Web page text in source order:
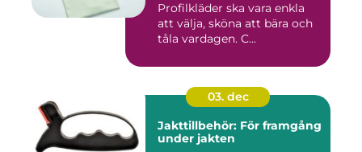
Profilkläder ska vara enkla
att välja, sköna att bära och
tåla vardagen. C...
03. dec
Jakttillbehör: För framgång
under jakten